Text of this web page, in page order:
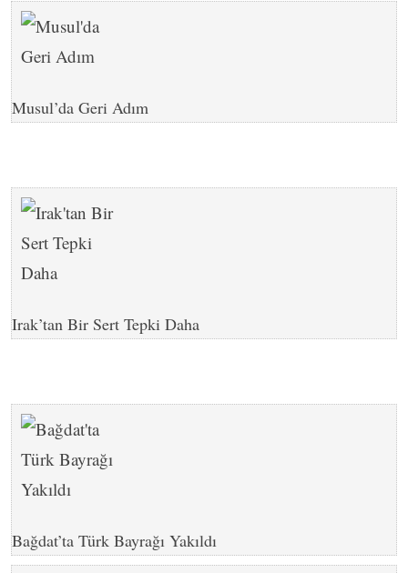
Musul’da Geri Adım
Irak’tan Bir Sert Tepki Daha
Bağdat’ta Türk Bayrağı Yakıldı